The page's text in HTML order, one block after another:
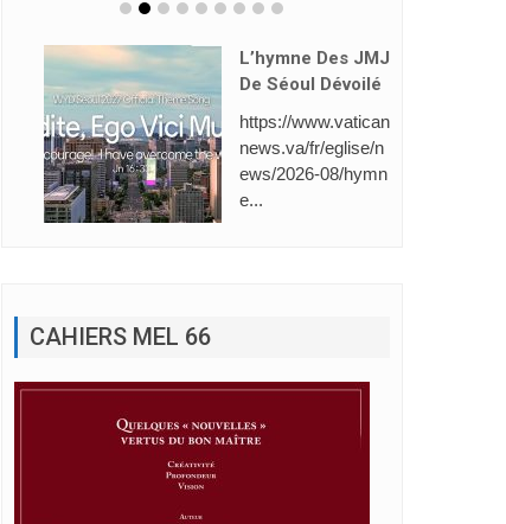
L’hymne Des JMJ
De Séoul Dévoilé
https://www.vatican
news.va/fr/eglise/n
ews/2026-08/hymn
e...
CAHIERS MEL 66